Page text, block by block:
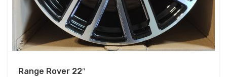
Range Rover 22″